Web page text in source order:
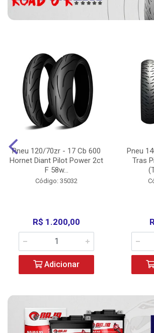
Pneu 120/70zr - 17 Cb 600
Hornet Diant Pilot Power 2ct
F 58w...
Código: 35032
R$ 1.200,00
Adicionar
Pneu
Tras